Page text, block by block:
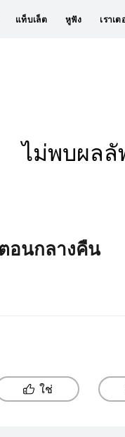
แท็บเล็ต หูฟัง เราเต
ไม่พบผลลั
อนกลางคืน
ใช่